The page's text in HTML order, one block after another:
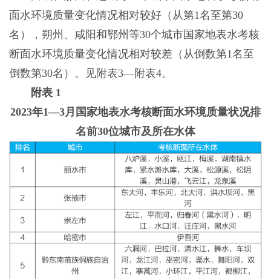
面水环境质量变化情况相对较好（从第1名至第30
名），朔州、咸阳和鄂州等30个城市国家地表水考核
断面水环境质量变化情况相对较差（从倒数第1名至
倒数第30名）。见附表3—附表4。
附表 1
2023年1—3月国家地表水考核断面水环境质量状况排
名前30位城市及所在水体